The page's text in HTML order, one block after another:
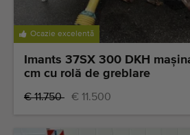
Ocazie excelentă
Imants 37SX 300 DKH
cm cu rolă de greblare
€ 11.750 € 11.500